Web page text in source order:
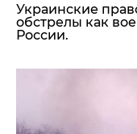
Украинские
обстрелы как
России.